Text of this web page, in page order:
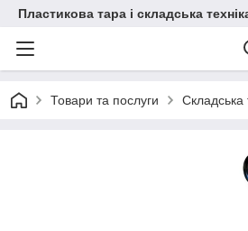
Пластикова тара і складська
Товари та послуги Складська